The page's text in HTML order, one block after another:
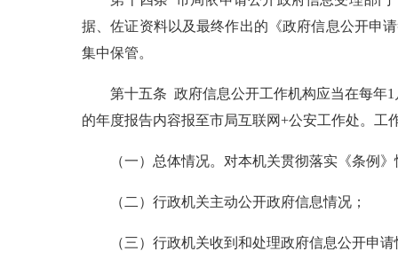
据、佐证资料以及最终作出的《政府信息公开申
集中保管。
第十五条 政府信息公开工作机构应当在每年1
的年度报告内容报至市局互联网+公安工作处。工
（一）总体情况。对本机关贯彻落实《条例》
（二）行政机关主动公开政府信息情况；
（三）行政机关收到和处理政府信息公开申请